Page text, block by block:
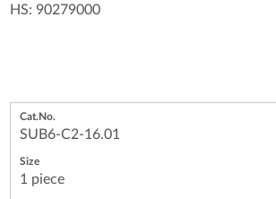
HS: 90279000
SUB6-C2-16.01
1 piece